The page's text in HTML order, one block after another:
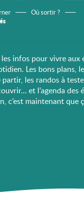
Où sortir ?
infos pour vivre aux
Les bons plans,
les randos à
et l’agenda des
c’est maintenant que